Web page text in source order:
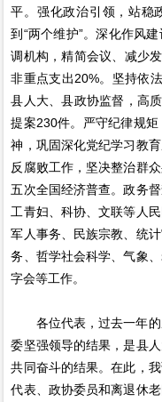
平。强化政治引领，站稳
到“两个维护”。深化作风
调机构，精简会议、减少
非重点支出20%。坚持依
县人大、县政协监督，高
提案230件。严守纪律规
神，巩固深化党纪学习教
反腐败工作，坚决整治群
五次全国经济普查。政务
工青妇、科协、文联等人
军人事务、民族宗教、统
务、哲学社会科学、气象
字会等工作。
各位代表，过去一年的
委坚强领导的结果，是县
共同奋斗的结果。在此，
代表、政协委员和离退休